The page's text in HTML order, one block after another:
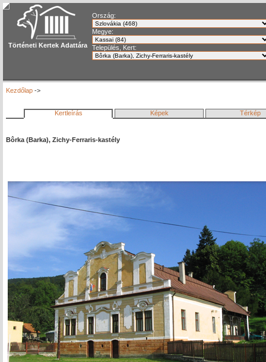
Történeti Kertek Adattára
Ország:
Megye:
Település, Kert:
Kezdőlap ->
Kertleírás Képek Térkép
Bôrka (Barka), Zichy-Ferraris-kastély